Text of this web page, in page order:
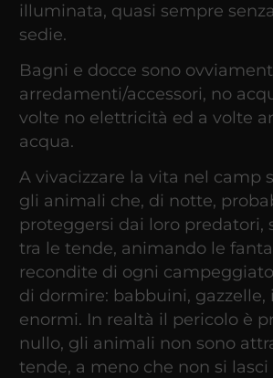
illuminata, quasi sempre
sedie.
Bagni e docce sono
arredamenti/accessori, no
volte no elettricità ed a volte
acqua.
A vivacizzare la vita nel camp
gli animali che, di notte,
proteggersi dai loro predatori,
tra le tende, animando le
recondite di ogni
di dormire: babbuini, gazzelle,
enormi. In realtà il pericolo è
nullo, gli animali non sono
tende, a meno che non si